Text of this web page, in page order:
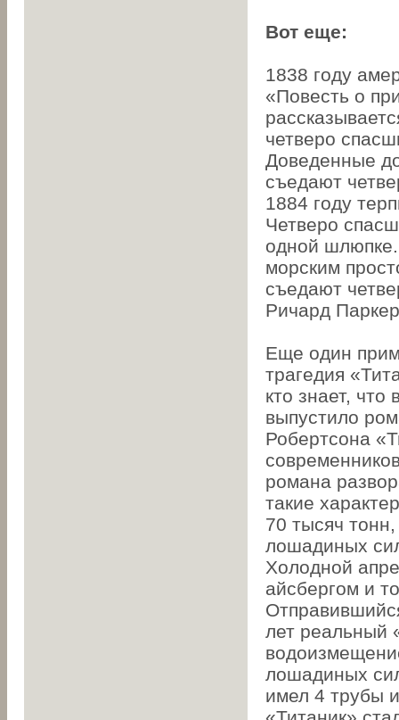
Вот еще:
1838 году
«Повесть о
четверо
Доведенные
съедают
1884 году
Четверо
одной
морским
съедают
Ричард
Еще один
трагедия
кто знает,
выпустило
Робертсона
романа
такие
70 тысяч
лошадиных
Холодной
айсбергом и
лет реальный
лошадиных
имел 4 трубы